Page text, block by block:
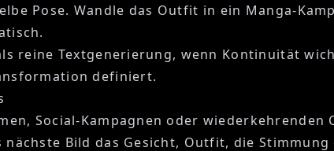
Pose. Wandle das Outfit in ein Manga-
reine Textgenerierung, wenn Kontinuität
definiert.
Social-Kampagnen oder
Bild das Gesicht, Outfit, die